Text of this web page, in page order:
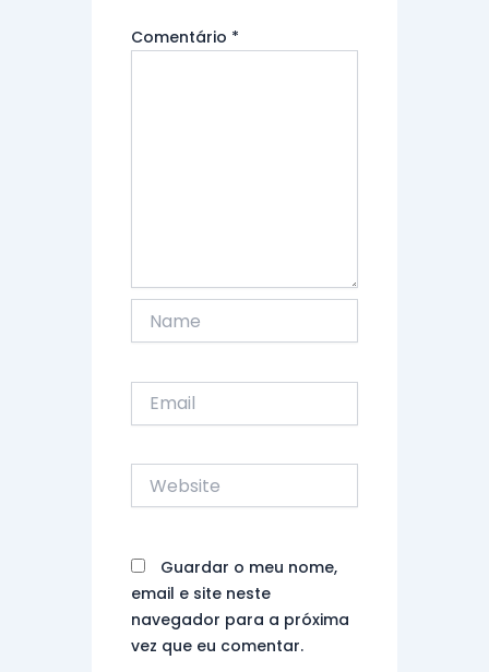
Comentário *
Website
Guardar o meu nome,
email e site neste
navegador para a próxima
vez que eu comentar.